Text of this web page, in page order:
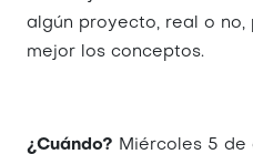
algún proyecto, real o
mejor los conceptos.
¿Cuándo? Miércoles 5 de